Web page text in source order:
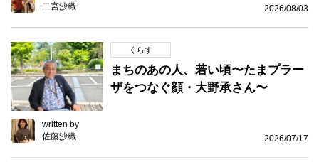
二宮沙織
2026/08/03
くらす
まちのあの人、若い頃〜たまプラー
ザをつなぐ顔・大野承さん〜
written by
佐藤沙織
2026/07/17